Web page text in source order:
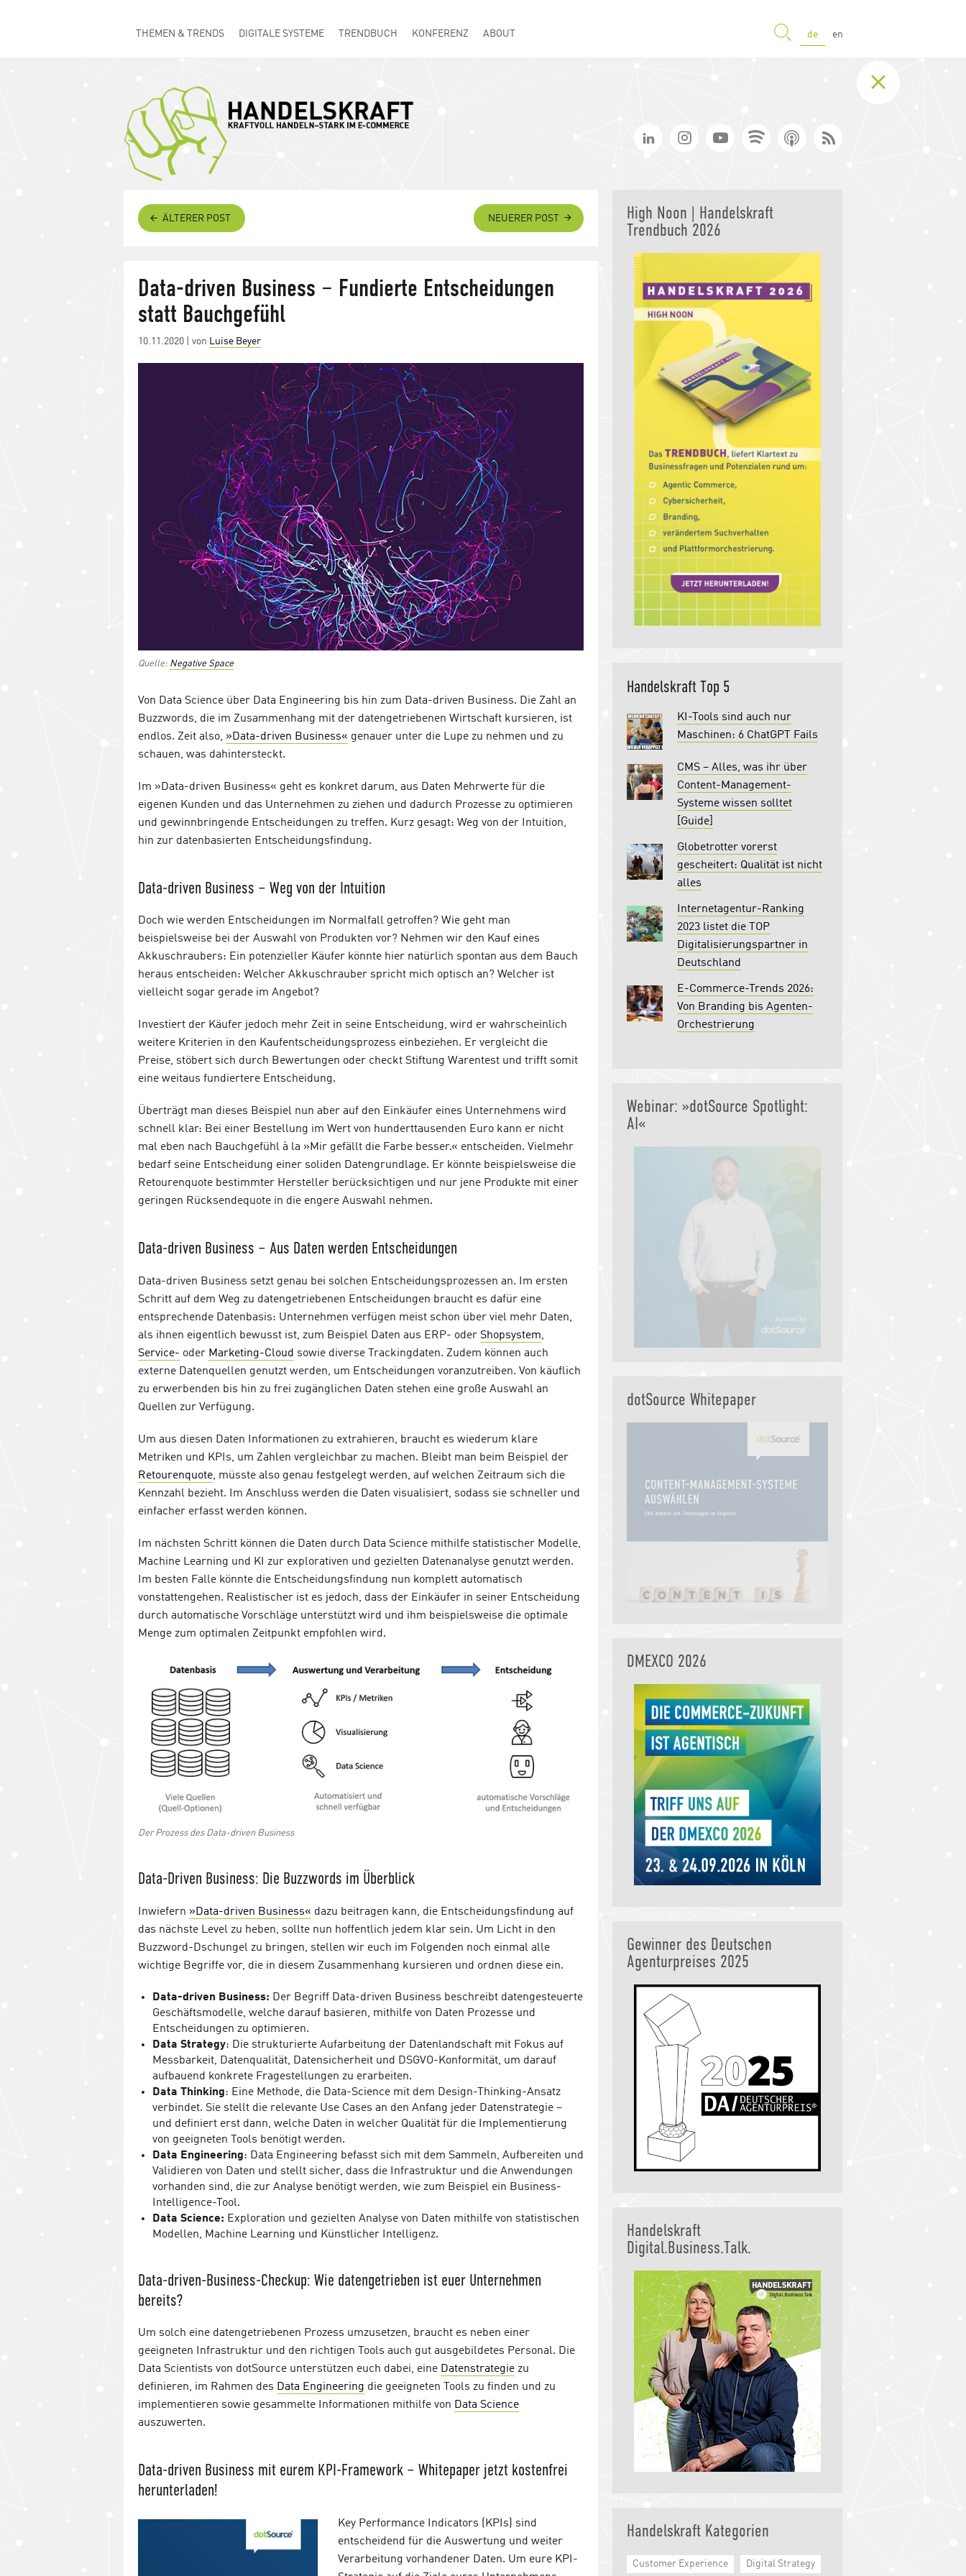
THEMEN & TRENDS DIGITALE SYSTEME TRENDBUCH KONFERENZ ABOUT SUCHE de en
ÄLTERER POST NEUERER POST
Data-driven Business – Fundierte Entscheidungen
statt Bauchgefühl
Posted
10.11.2020 | von Luise Beyer
Quelle: Negative Space
Von Data Science über Data Engineering bis hin zum Data-driven Business. Die Zahl an
Buzzwords, die im Zusammenhang mit der datengetriebenen Wirtschaft kursieren, ist
endlos. Zeit also, »Data-driven Business« genauer unter die Lupe zu nehmen und zu
schauen, was dahintersteckt.
Im »Data-driven Business« geht es konkret darum, aus Daten Mehrwerte für die
eigenen Kunden und das Unternehmen zu ziehen und dadurch Prozesse zu optimieren
und gewinnbringende Entscheidungen zu treffen. Kurz gesagt: Weg von der Intuition,
hin zur datenbasierten Entscheidungsfindung.
Data-driven Business – Weg von der Intuition
Doch wie werden Entscheidungen im Normalfall getroffen? Wie geht man
beispielsweise bei der Auswahl von Produkten vor? Nehmen wir den Kauf eines
Akkuschraubers: Ein potenzieller Käufer könnte hier natürlich spontan aus dem Bauch
heraus entscheiden: Welcher Akkuschrauber spricht mich optisch an? Welcher ist
vielleicht sogar gerade im Angebot?
Investiert der Käufer jedoch mehr Zeit in seine Entscheidung, wird er wahrscheinlich
weitere Kriterien in den Kaufentscheidungsprozess einbeziehen. Er vergleicht die
Preise, stöbert sich durch Bewertungen oder checkt Stiftung Warentest und trifft somit
eine weitaus fundiertere Entscheidung.
Überträgt man dieses Beispiel nun aber auf den Einkäufer eines Unternehmens wird
schnell klar: Bei einer Bestellung im Wert von hunderttausenden Euro kann er nicht
mal eben nach Bauchgefühl à la »Mir gefällt die Farbe besser.« entscheiden. Vielmehr
bedarf seine Entscheidung einer soliden Datengrundlage. Er könnte beispielsweise die
Retourenquote bestimmter Hersteller berücksichtigen und nur jene Produkte mit einer
geringen Rücksendequote in die engere Auswahl nehmen.
Data-driven Business – Aus Daten werden Entscheidungen
Data-driven Business setzt genau bei solchen Entscheidungsprozessen an. Im ersten
Schritt auf dem Weg zu datengetriebenen Entscheidungen braucht es dafür eine
entsprechende Datenbasis: Unternehmen verfügen meist schon über viel mehr Daten,
als ihnen eigentlich bewusst ist, zum Beispiel Daten aus ERP- oder Shopsystem,
Service- oder Marketing-Cloud sowie diverse Trackingdaten. Zudem können auch
externe Datenquellen genutzt werden, um Entscheidungen voranzutreiben. Von käuflich
zu erwerbenden bis hin zu frei zugänglichen Daten stehen eine große Auswahl an
Quellen zur Verfügung.
Um aus diesen Daten Informationen zu extrahieren, braucht es wiederum klare
Metriken und KPIs, um Zahlen vergleichbar zu machen. Bleibt man beim Beispiel der
Retourenquote, müsste also genau festgelegt werden, auf welchen Zeitraum sich die
Kennzahl bezieht. Im Anschluss werden die Daten visualisiert, sodass sie schneller und
einfacher erfasst werden können.
Im nächsten Schritt können die Daten durch Data Science mithilfe statistischer Modelle,
Machine Learning und KI zur explorativen und gezielten Datenanalyse genutzt werden.
Im besten Falle könnte die Entscheidungsfindung nun komplett automatisch
vonstattengehen. Realistischer ist es jedoch, dass der Einkäufer in seiner Entscheidung
durch automatische Vorschläge unterstützt wird und ihm beispielsweise die optimale
Menge zum optimalen Zeitpunkt empfohlen wird.
Der Prozess des Data-driven Business
Data-Driven Business: Die Buzzwords im Überblick
Inwiefern »Data-driven Business« dazu beitragen kann, die Entscheidungsfindung auf
das nächste Level zu heben, sollte nun hoffentlich jedem klar sein. Um Licht in den
Buzzword-Dschungel zu bringen, stellen wir euch im Folgenden noch einmal alle
wichtige Begriffe vor, die in diesem Zusammenhang kursieren und ordnen diese ein.
Data-driven Business: Der Begriff Data-driven Business beschreibt datengesteuerte
Geschäftsmodelle, welche darauf basieren, mithilfe von Daten Prozesse und
Entscheidungen zu optimieren.
Data Strategy: Die strukturierte Aufarbeitung der Datenlandschaft mit Fokus auf
Messbarkeit, Datenqualität, Datensicherheit und DSGVO-Konformität, um darauf
aufbauend konkrete Fragestellungen zu erarbeiten.
Data Thinking: Eine Methode, die Data-Science mit dem Design-Thinking-Ansatz
verbindet. Sie stellt die relevante Use Cases an den Anfang jeder Datenstrategie –
und definiert erst dann, welche Daten in welcher Qualität für die Implementierung
von geeigneten Tools benötigt werden.
Data Engineering: Data Engineering befasst sich mit dem Sammeln, Aufbereiten und
Validieren von Daten und stellt sicher, dass die Infrastruktur und die Anwendungen
vorhanden sind, die zur Analyse benötigt werden, wie zum Beispiel ein Business-
Intelligence-Tool.
Data Science: Exploration und gezielten Analyse von Daten mithilfe von statistischen
Modellen, Machine Learning und Künstlicher Intelligenz.
Data-driven-Business-Checkup: Wie datengetrieben ist euer Unternehmen
bereits?
Um solch eine datengetriebenen Prozess umzusetzen, braucht es neben einer
geeigneten Infrastruktur und den richtigen Tools auch gut ausgebildetes Personal. Die
Data Scientists von dotSource unterstützen euch dabei, eine Datenstrategie zu
definieren, im Rahmen des Data Engineering die geeigneten Tools zu finden und zu
implementieren sowie gesammelte Informationen mithilfe von Data Science
auszuwerten.
Data-driven Business mit eurem KPI-Framework – Whitepaper jetzt kostenfrei
herunterladen!
Key Performance Indicators (KPIs) sind
entscheidend für die Auswertung und weiter
Verarbeitung vorhandener Daten. Um eure KPI-
High Noon | Handelskraft
Trendbuch 2026
Handelskraft Top 5
KI-Tools sind auch nur
Maschinen: 6 ChatGPT Fails
CMS – Alles, was ihr über
Content-Management-
Systeme wissen solltet
[Guide]
Globetrotter vorerst
gescheitert: Qualität ist nicht
alles
Internetagentur-Ranking
2023 listet die TOP
Digitalisierungspartner in
Deutschland
E-Commerce-Trends 2026:
Von Branding bis Agenten-
Orchestrierung
Webinar: »dotSource Spotlight:
AI«
dotSource Whitepaper
DMEXCO 2026
Gewinner des Deutschen
Agenturpreises 2025
Handelskraft
Digital.Business.Talk.
Handelskraft Kategorien
Customer Experience Digital Strategy